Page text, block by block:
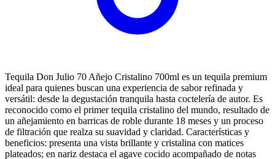
Tequila Don Julio 70 Añejo Cristalino 700ml es un tequila premium
ideal para quienes buscan una experiencia de sabor refinada y
versátil: desde la degustación tranquila hasta coctelería de autor. Es
reconocido como el primer tequila cristalino del mundo, resultado de
un añejamiento en barricas de roble durante 18 meses y un proceso
de filtración que realza su suavidad y claridad. Características y
beneficios: presenta una vista brillante y cristalina con matices
plateados; en nariz destaca el agave cocido acompañado de notas